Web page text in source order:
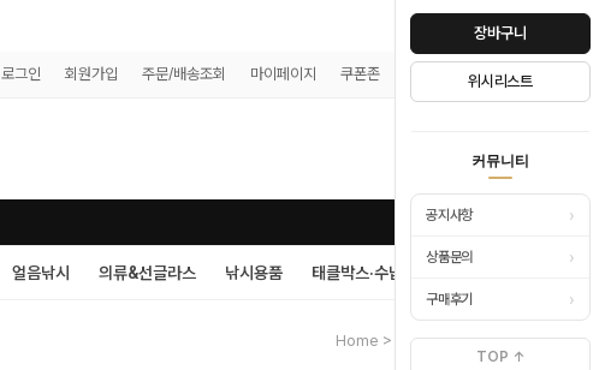
장바구니
위시리스트
커뮤니티
공지사항 ›
상품문의 ›
구매후기 ›
TOP ↑
로그인 회원가입 주문/배송조회 마이페이지 쿠폰존
얼음낚시 의류&선글라스 낚시용품 태클박스·수납
Home > 사냥용품>의류/모자>모자